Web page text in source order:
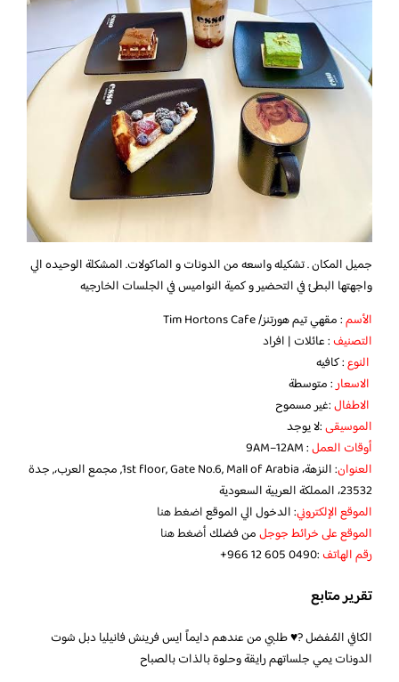
جميل المكان . تشكيله واسعه من الدونات و الماكولات. المشكلة الوحيده الي
واجهتها البطئ في التحضير و كمية النواميس في الجلسات الخارجيه
الأسم: مقهي تيم هورتنز/ Tim Hortons Cafe
التصنيف: عائلات | افراد
النوع: كافيه
الاسعار: متوسطة
الاطفال:غير مسموح
الموسيقى:لا يوجد
أوقات العمل: 9AM–12AM
العنوان
: النزهة، 1st floor, Gate No.6, Mall of Arabia, مجمع العرب،, جدة
23532، المملكة العربية السعودية
الموقع الإلكتروني: الدخول الي الموقعاضغط هنا
الموقع على خرائط جوجلمن فضلك أضغط هنا
رقم الهاتف:‪ ‏‪+966 12 605 0490‬‏
تقرير متابع
الكافي المُفضل ?♥️ طلبي من عندهم دايماً ايس فرينش فانيليا دبل شوت
الدونات يمي جلساتهم رايقة وحلوة بالذات بالصباح